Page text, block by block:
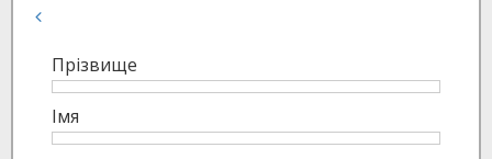
Прізвище
Імя